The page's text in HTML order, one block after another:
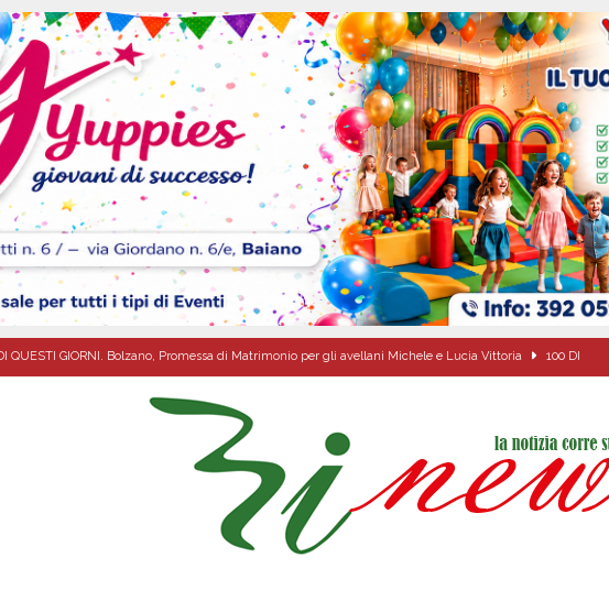
QUESTI GIORNI. Bolzano, Promessa di Matrimonio per gli avellani Michele e Lucia Vittoria 100 DI
celebra Padre Arturo D’Onofrio: due giorni di fede nel ricordo del fondatore
DEL CARDINALE. L’Ipocrisia delle Apparenze e il Sociale Negato: il Caso del Centro Sociale mai
– vandalizzato e destinato al privato EVIDENZA